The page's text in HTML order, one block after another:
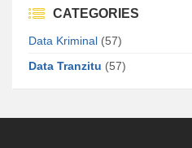
CATEGORIES
Data Kriminal (57)
Data Tranzitu (57)